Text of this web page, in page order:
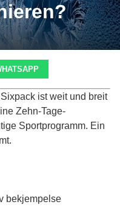
ist weit und breit
Zehn-Tage-
Sportprogramm. Ein